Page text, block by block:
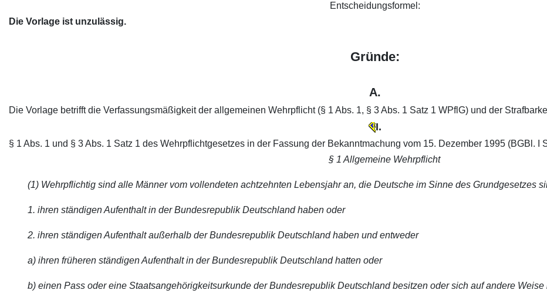
Entscheidungsformel:
Die Vorlage ist unzulässig.
Gründe:
A.
Die Vorlage betrifft die Verfassungsmäßigkeit der allgemeinen Wehrpflicht (§ 1 Abs. 1, § 3 Abs. 1 Satz 1 WPflG) und der
I.
§ 1 Abs. 1 und § 3 Abs. 1 Satz 1 des Wehrpflichtgesetzes in der Fassung der Bekanntmachung vom 15. Dezember 1995 (BGBl. I
§ 1 Allgemeine Wehrpflicht
(1) Wehrpflichtig sind alle Männer vom vollendeten achtzehnten Lebensjahr an, die Deutsche im Sinne des Grundgesetzes
1. ihren ständigen Aufenthalt in der Bundesrepublik Deutschland haben oder
2. ihren ständigen Aufenthalt außerhalb der Bundesrepublik Deutschland haben und entweder
a) ihren früheren ständigen Aufenthalt in der Bundesrepublik Deutschland hatten oder
b) einen Pass oder eine Staatsangehörigkeitsurkunde der Bundesrepublik Deutschland besitzen oder sich auf andere